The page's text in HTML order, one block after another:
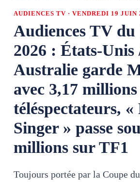
AUDIENCES TV · VENDREDI 19 JUIN
Audiences TV
2026 : États-Unis
Australie garde
avec 3,17
téléspectateurs,
Singer » passe
millions sur TF1
Toujours portée par la Coupe